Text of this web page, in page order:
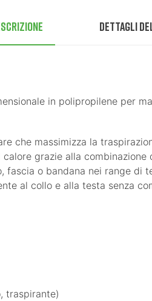
Dettagli
in polipropilene per
che massimizza la
grazie alla combinazione
o bandana nei range di
al collo e alla testa senza
traspirante)